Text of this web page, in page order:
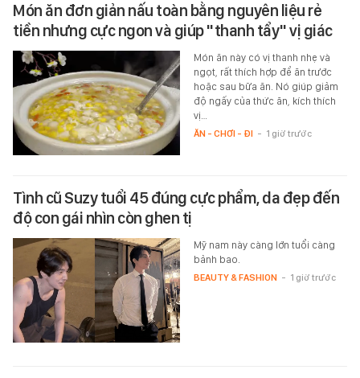
Món ăn đơn giản nấu toàn bằng nguyên liệu rẻ
tiền nhưng cực ngon và giúp "thanh tẩy" vị giác
Món ăn này có vị thanh nhẹ và
ngọt, rất thích hợp để ăn trước
hoặc sau bữa ăn. Nó giúp giảm
độ ngấy của thức ăn, kích thích
vị…
ĂN - CHƠI - ĐI - 1 giờ trước
Tình cũ Suzy tuổi 45 đúng cực phẩm, da đẹp đến
độ con gái nhìn còn ghen tị
Mỹ nam này càng lớn tuổi càng
bảnh bao.
BEAUTY & FASHION - 1 giờ trước